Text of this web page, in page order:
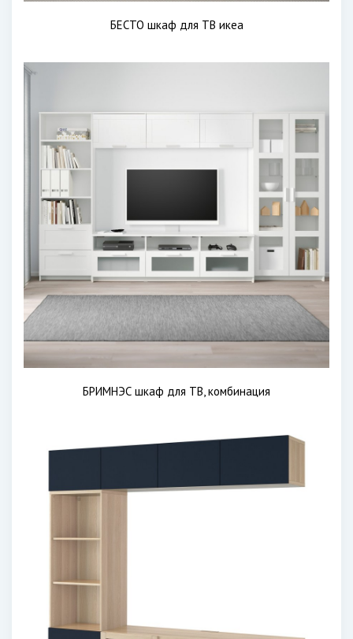
БЕСТО шкаф для ТВ икеа
БРИМНЭС шкаф для ТВ, комбинация